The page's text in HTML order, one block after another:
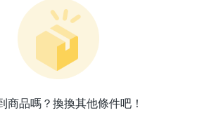
商品嗎？換換其他條件吧！